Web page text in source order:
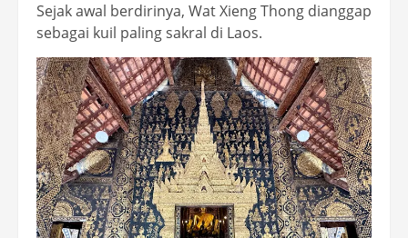
Sejak awal berdirinya, Wat Xieng Thong dianggap
sebagai kuil paling sakral di Laos.